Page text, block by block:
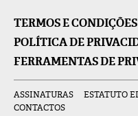
TERMOS E CONDIÇÕES
POLÍTICA DE
FERRAMENTAS DE
ASSINATURAS ESTATUTO
CONTACTOS